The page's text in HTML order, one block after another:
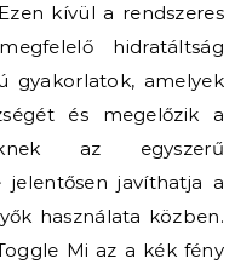
kívül a rendszeres
hidratáltság
gyakorlatok, amelyek
és megelőzik a
az egyszerű
jelentősen javíthatja a
használata közben.
Mi az a kék fény